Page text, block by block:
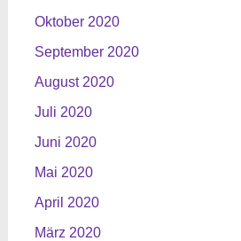
Oktober 2020
September 2020
August 2020
Juli 2020
Juni 2020
Mai 2020
April 2020
März 2020